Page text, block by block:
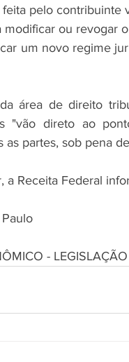
pelo contribuinte
modificar ou revogar
um novo regime
área de direito
"vão direto ao
as partes, sob pena
a Receita Federal
-